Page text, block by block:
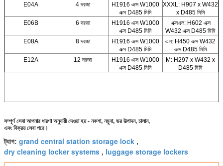
E04A
4 দরজা
H1916 এক্স W1000
এক্স D485 মিমি
XXXL: H907 x W432
x D485 মিমি
E06B
6 দরজা
H1916 এক্স W1000
এক্স D485 মিমি
এক্সএল: H602 এক্স
W432 এক্স D485 মিমি
E08A
8 দরজা
H1916 এক্স W1000
এক্স D485 মিমি
এল: H450 এক্স W432
এক্স D485 মিমি
E12A
12 দরজা
H1916 এক্স W1000
এক্স D485 মিমি
M: H297 x W432 x
D485 মিমি
সম্পূর্ণ সেবা আপনার ধারণা অনুযায়ী দেওয়া হয় - নকশা, নমুনা, ভর উত্পাদন, চালান,
এবং বিক্রয় সেবা পরে।
ট্যাগ: grand central station storage lock ,
dry cleaning locker systems , luggage storage lockers